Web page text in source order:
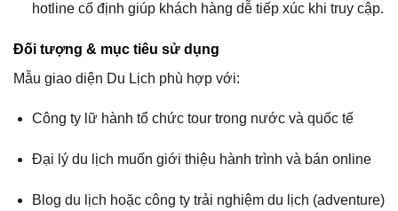
hotline cố định giúp khách hàng dễ tiếp xúc khi truy cập.
Đối tượng & mục tiêu sử dụng
Mẫu giao diện Du Lịch phù hợp với:
Công ty lữ hành tổ chức tour trong nước và quốc tế
Đại lý du lịch muốn giới thiệu hành trình và bán online
Blog du lịch hoặc công ty trải nghiệm du lịch (adventure)